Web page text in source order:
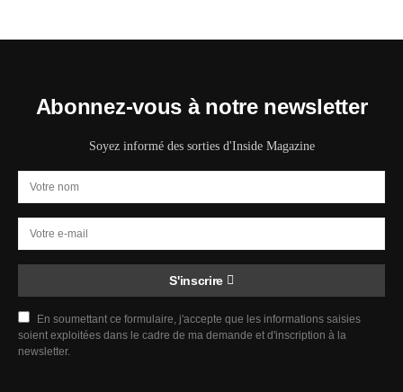
Abonnez-vous à notre newsletter
Soyez informé des sorties d'Inside Magazine
S'inscrire
En soumettant ce formulaire, j'accepte que les informations saisies
soient exploitées dans le cadre de ma demande et d'inscription à la
newsletter.